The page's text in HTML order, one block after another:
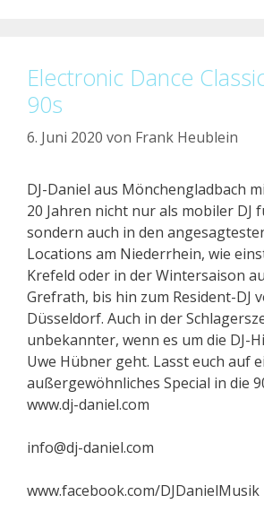
Electronic Dance
90s
6. Juni 2020 von Frank Heublein
DJ-Daniel aus Mönchengladbach
20 Jahren nicht nur als mobiler DJ
sondern auch in den
Locations am Niederrhein, wie
Krefeld oder in der Wintersaison
Grefrath, bis hin zum Resident-DJ
Düsseldorf. Auch in der
unbekannter, wenn es um die DJ-
Uwe Hübner geht. Lasst euch auf
außergewöhnliches Special in die
www.dj-daniel.com
info@dj-daniel.com
www.facebook.com/DJDanielMusik